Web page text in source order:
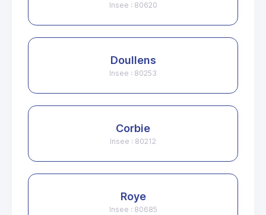
Insee : 80620
Doullens
Insee : 80253
Corbie
Insee : 80212
Roye
Insee : 80685